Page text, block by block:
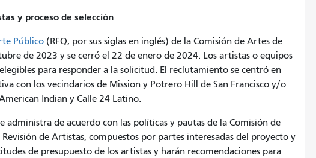
y proceso de selección
Público (RFQ, por sus siglas en inglés) de la Comisión de Artes de
de 2023 y se cerró el 22 de enero de 2024. Los artistas o equipos
para responder a la solicitud. El reclutamiento se centró en
con los vecindarios de Mission y Potrero Hill de San Francisco y/o
Indian y Calle 24 Latino.
administra de acuerdo con las políticas y pautas de la Comisión de
de Artistas, compuestos por partes interesadas del proyecto y
de presupuesto de los artistas y harán recomendaciones para